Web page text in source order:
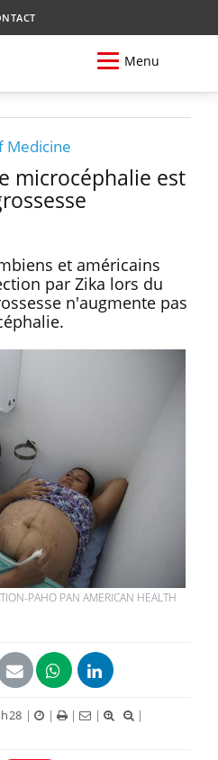
Menu
Medicine
microcéphalie est
et américains
par Zika lors du
n'augmente pas
PAHO PAN AMERICAN HEALTH
| | | |
|